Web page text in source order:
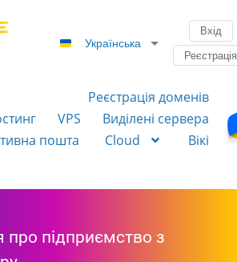
Українська
Вхід
Реєстрація
Реєстрація доменів
VPS
Виділені сервера
пошта
Cloud
Вікі
про підприємство з